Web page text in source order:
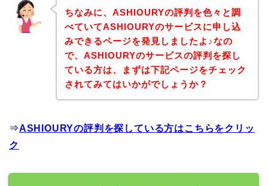
ちなみに、ASHIOURYの評判を色々と調
べていてASHIOURYのサービスに申し込
みできるページを発見しましたよ♪なの
で、ASHIOURYのサービスの評判を探し
ている方は、まずは下記ページをチェック
されてみてはいかがでしょうか？
⇒ASHIOURYの評判を探している方はこちらをクリッ
ク